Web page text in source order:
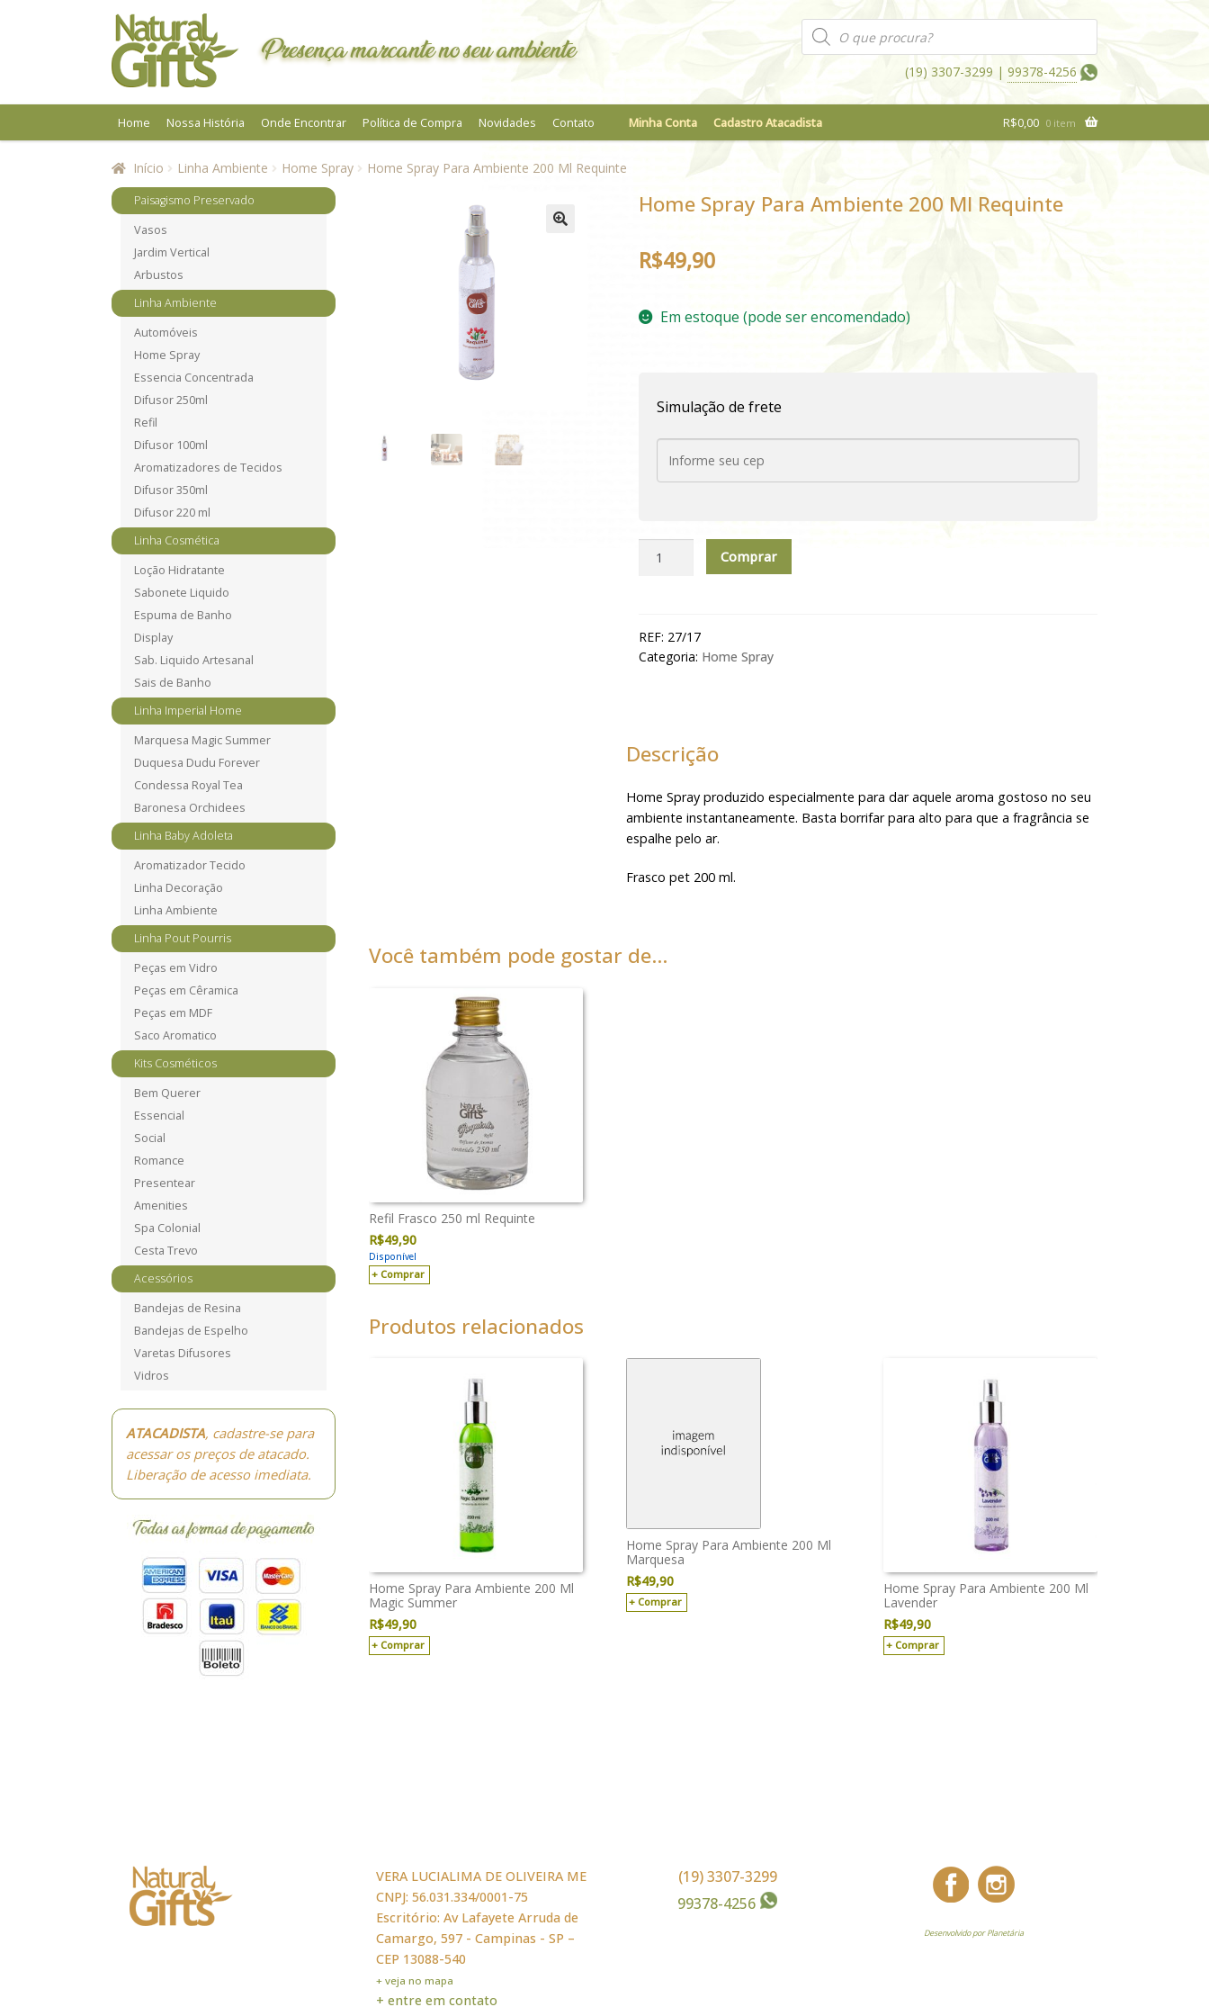
Pular
para
navegação
Pular
para
o
conteúdo
Presença marcante no seu ambiente
Pesquisar
produtos
(19) 3307-3299 | 99378-4256
Home Nossa História Onde Encontrar Política de Compra Novidades Contato Minha Conta Cadastro Atacadista R$0,00 0 item
Início Linha Ambiente Home Spray Home Spray Para Ambiente 200 Ml Requinte
Home Spray Para Ambiente 200 Ml Requinte
R$49,90
Em estoque (pode ser encomendado)
Simulação de frete
200
Ml
Comprar
REF: 27/17
Categoria: Home Spray
Descrição
Home Spray produzido especialmente para dar aquele aroma gostoso no seu
ambiente instantaneamente. Basta borrifar para alto para que a fragrância se
espalhe pelo ar.
Frasco pet 200 ml.
Você também pode gostar de…
Refil Frasco 250 ml Requinte
R$49,90
Disponível
Comprar
Produtos relacionados
Home Spray Para Ambiente 200 Ml
Magic Summer
R$49,90
Comprar
Home Spray Para Ambiente 200 Ml
Marquesa
R$49,90
Comprar
Home Spray Para Ambiente 200 Ml
Lavender
R$49,90
Comprar
Paisagismo Preservado
Vasos
Jardim Vertical
Arbustos
Linha Ambiente
Automóveis
Home Spray
Essencia Concentrada
Difusor 250ml
Refil
Difusor 100ml
Aromatizadores de Tecidos
Difusor 350ml
Difusor 220 ml
Linha Cosmética
Loção Hidratante
Sabonete Liquido
Espuma de Banho
Display
Sab. Liquido Artesanal
Sais de Banho
Linha Imperial Home
Marquesa Magic Summer
Duquesa Dudu Forever
Condessa Royal Tea
Baronesa Orchidees
Linha Baby Adoleta
Aromatizador Tecido
Linha Decoração
Linha Ambiente
Linha Pout Pourris
Peças em Vidro
Peças em Cêramica
Peças em MDF
Saco Aromatico
Kits Cosméticos
Bem Querer
Essencial
Social
Romance
Presentear
Amenities
Spa Colonial
Cesta Trevo
Acessórios
Bandejas de Resina
Bandejas de Espelho
Varetas Difusores
Vidros
ATACADISTA, cadastre-se para
acessar os preços de atacado.
Liberação de acesso imediata.
VERA LUCIALIMA DE OLIVEIRA ME
CNPJ: 56.031.334/0001-75
Escritório: Av Lafayete Arruda de
Camargo, 597 - Campinas - SP –
CEP 13088-540
+ veja no mapa
+ entre em contato
(19) 3307-3299
99378-4256
Desenvolvido por Planetária